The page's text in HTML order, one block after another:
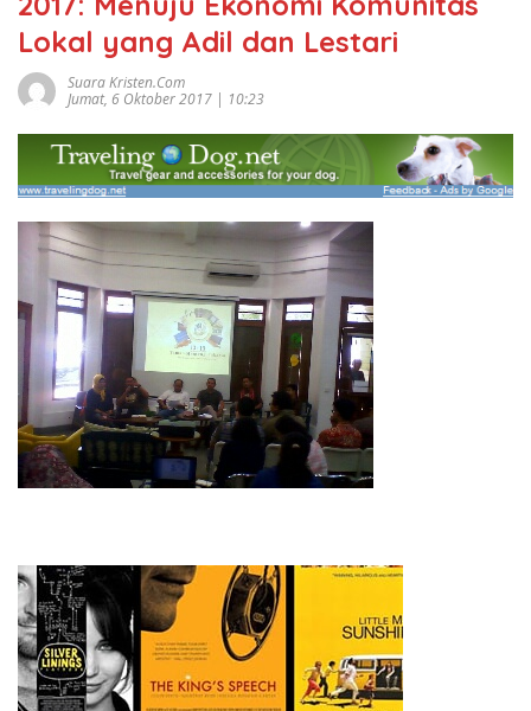
Lokal yang Adil dan Lestari
Suara Kristen.com
Jumat, 6 Oktober 2017 | 10:23